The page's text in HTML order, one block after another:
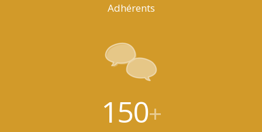
Adhérents
150+